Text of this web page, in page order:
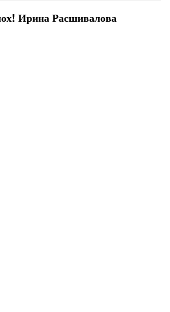
Ирина Расшивалова